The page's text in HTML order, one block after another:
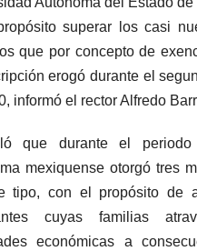
superar los casi
que por concepto de
erogó durante el
informó el rector Alfredo
que durante el periodo
mexiquense otorgó tres
tipo, con el propósito de
cuyas familias
económicas a